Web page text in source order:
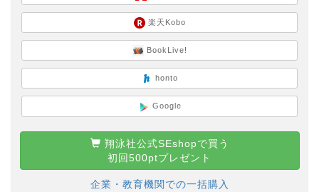
楽天Kobo
BookLive!
honto
Google
翔泳社公式SEshopで買う
初回500ptプレゼント
企業・教育機関での一括購入